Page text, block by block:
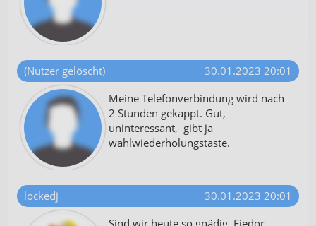
personalisierter Werbung
Erstellung von Profilen zur Personalisierung
Verwendung von Profilen zur Auswahl
personalisierter Inhalte
Messung der Werbeleistung
Messung der Performance von Inhalten
oder Kombinationen von Daten aus
verschiedenen Quellen
(Nutzer gelöscht)
30.01.2023 20:01
Meine Telefonverbindung wird nach
2 Stunden gekappt. Gut,
uninteressant, gibt ja
wahlwiederholungstaste.
lockedj
30.01.2023 20:01